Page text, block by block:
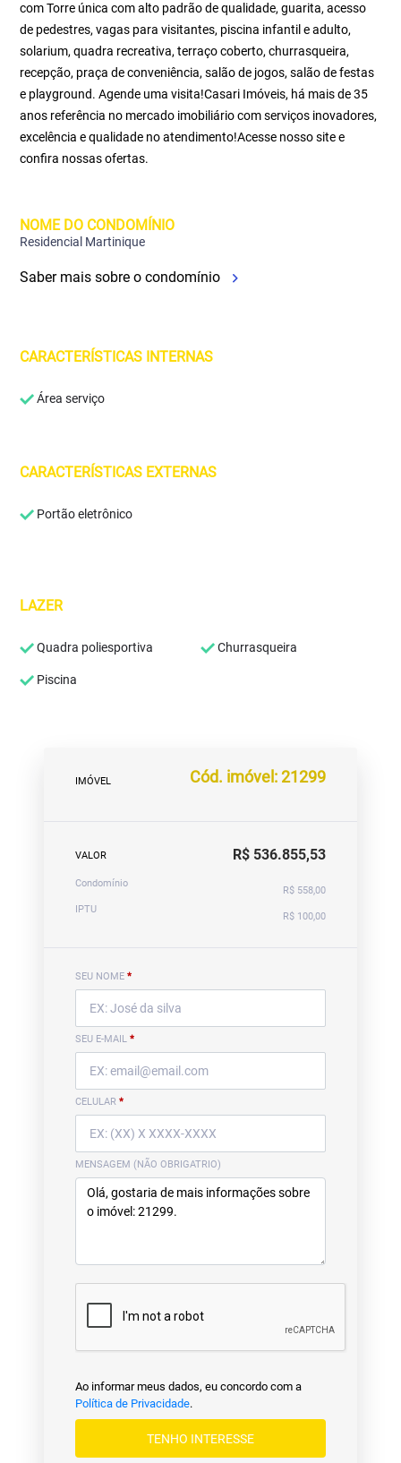
com Torre única com alto padrão de qualidade, guarita, acesso
de pedestres, vagas para visitantes, piscina infantil e adulto,
solarium, quadra recreativa, terraço coberto, churrasqueira,
recepção, praça de conveniência, salão de jogos, salão de festas
e playground. Agende uma visita!Casari Imóveis, há mais de 35
anos referência no mercado imobiliário com serviços inovadores,
excelência e qualidade no atendimento!Acesse nosso site e
confira nossas ofertas.
NOME DO CONDOMÍNIO
Residencial Martinique
Saber mais sobre o condomínio
CARACTERÍSTICAS INTERNAS
Área serviço
CARACTERÍSTICAS EXTERNAS
Portão eletrônico
LAZER
Quadra poliesportiva Churrasqueira
Piscina
IMÓVEL Cód. imóvel: 21299
VALOR R$ 536.855,53
Condomínio
R$ 558,00
IPTU
R$ 100,00
SEU NOME *
SEU E-MAIL *
CELULAR *
MENSAGEM (NÃO OBRIGATRIO)
Ao informar meus dados, eu concordo com a
Política de Privacidade.
TENHO INTERESSE